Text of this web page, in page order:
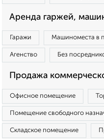
Аренда гаржей,
Гаражи Машиноместа в
Агенство Без
Продажа
Офисное помещение
Помещение свободного
Складское помещение